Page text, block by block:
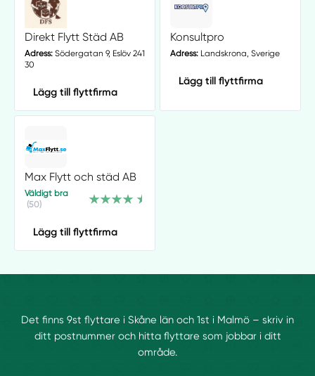
Direkt Flytt Städ AB
Adress:Södergatan 9, Eslöv 241
30
Lägg till flyttfirma
Konsultpro
Adress:Landskrona, Sverige
Lägg till flyttfirma
Max Flytt och städ AB
Väldigt bra
(50)
Lägg till flyttfirma
Det finns 9st flyttare i Skåne län och 1st i Malmö – skriv in
ditt postnummer och hitta flyttare som jobbar i ditt
område.